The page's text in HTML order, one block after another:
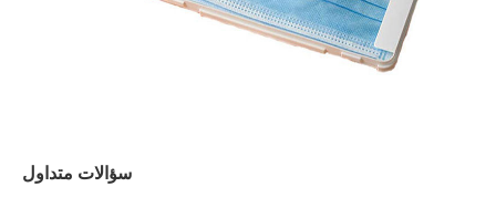
سؤالات متداول